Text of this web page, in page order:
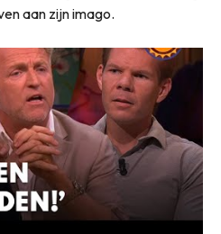
aan zijn imago.